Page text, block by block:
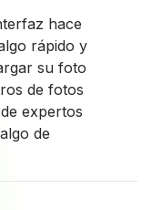
hace
rápido y
su foto
de fotos
expertos
de